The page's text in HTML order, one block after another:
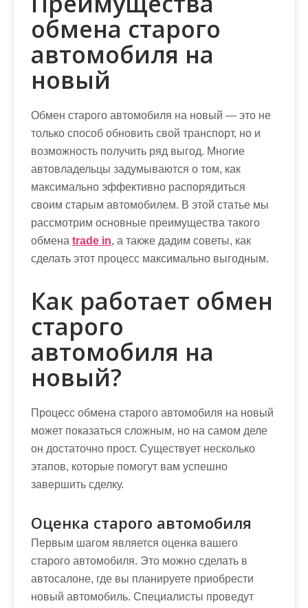
обмена старого
автомобиля на
новый
Обмен старого автомобиля на новый — это не
только способ обновить свой транспорт, но и
возможность получить ряд выгод. Многие
автовладельцы задумываются о том, как
максимально эффективно распорядиться
своим старым автомобилем. В этой статье мы
рассмотрим основные преимущества такого
обмена trade in, а также дадим советы, как
сделать этот процесс максимально выгодным.
Как работает обмен
старого
автомобиля на
новый?
Процесс обмена старого автомобиля на новый
может показаться сложным, но на самом деле
он достаточно прост. Существует несколько
этапов, которые помогут вам успешно
завершить сделку.
Оценка старого автомобиля
Первым шагом является оценка вашего
старого автомобиля. Это можно сделать в
автосалоне, где вы планируете приобрести
новый автомобиль. Специалисты проведут